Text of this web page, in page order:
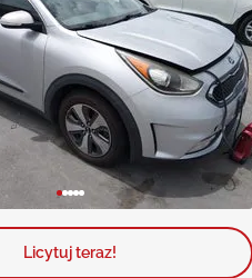
Licytuj teraz!